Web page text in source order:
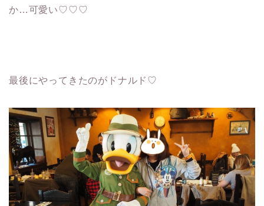
か…可愛い♡♡♡
最後にやってきたのがドナルド♡